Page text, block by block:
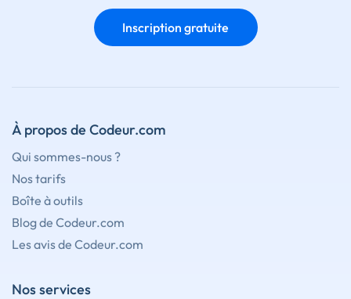
Inscription gratuite
À propos de Codeur.com
Qui sommes-nous ?
Nos tarifs
Boîte à outils
Blog de Codeur.com
Les avis de Codeur.com
Nos services